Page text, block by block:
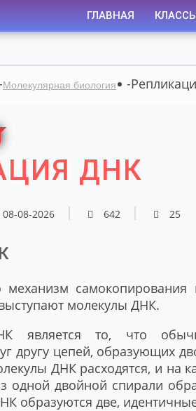
ГЛАВНАЯ
Портал
Молекулярная биология -
ДНК
08-08-2026 642 25
самокопирования
молекулы ДНК.
является то, что
другу цепей, образующих
ДНК расходятся, и на
одной двойной спирали
образуются две,